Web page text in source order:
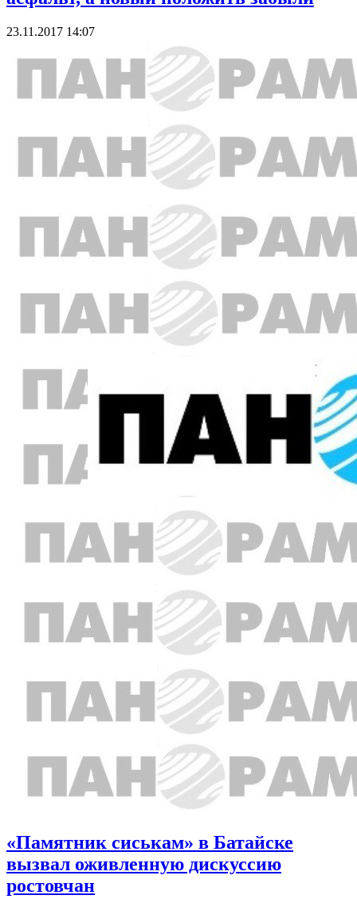
23.11.2017 14:07
«Памятник сиськам» в Батайске
вызвал оживленную дискуссию
ростовчан